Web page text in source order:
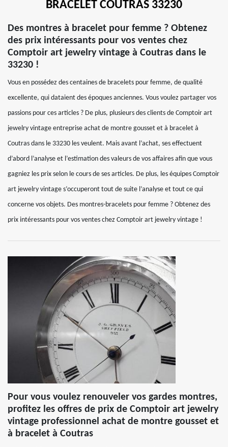
BRACELET COUTRAS 33230
Des montres à bracelet pour femme ? Obtenez
des prix intéressants pour vos ventes chez
Comptoir art jewelry vintage à Coutras dans le
33230 !
Vous en possédez des centaines de bracelets pour femme, de qualité
excellente, qui dataient des époques anciennes. Vous voulez partager vos
passions pour ces articles ? De plus, plusieurs des clients de Comptoir art
jewelry vintage entreprise achat de montre gousset et à bracelet à
Coutras dans le 33230 les veulent. Mais avant l’achat, ses effectuent
d’abord l’analyse et l’estimation des valeurs de vos affaires afin que vous
gagniez les prix selon le cours de ses articles. De plus, les équipes Comptoir
art jewelry vintage s’occuperont tout de suite l’analyse et tout ce qui
concerne vos objets. Des montres-bracelets pour femme ? Obtenez des
prix intéressants pour vos ventes chez Comptoir art jewelry vintage !
Pour vous voulez renouveler vos gardes montres,
profitez les offres de prix de Comptoir art jewelry
vintage professionnel achat de montre gousset et
à bracelet à Coutras